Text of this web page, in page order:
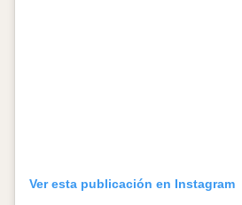
Ver esta publicación en Instagram